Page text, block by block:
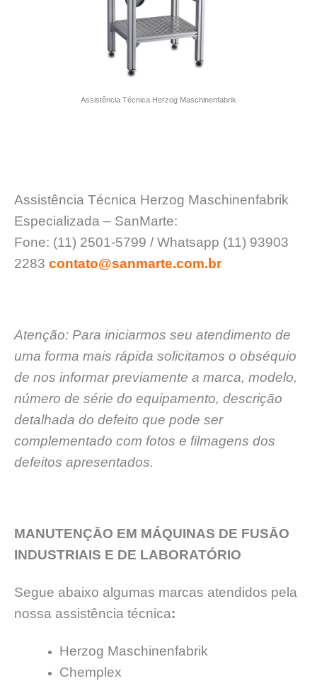
Assistência Técnica Herzog Maschinenfabrik
Assistência Técnica Herzog Maschinenfabrik
Especializada – SanMarte:
Fone: (11) 2501-5799 / Whatsapp (11) 93903
2283 contato@sanmarte.com.br
Atenção: Para iniciarmos seu atendimento de
uma forma mais rápida solicitamos o obséquio
de nos informar previamente a marca, modelo,
número de série do equipamento, descrição
detalhada do defeito que pode ser
complementado com fotos e filmagens dos
defeitos apresentados.
MANUTENÇĀO EM MÁQUINAS DE FUSĀO
INDUSTRIAIS E DE LABORATÓRIO
Segue abaixo algumas marcas atendidos pela
nossa assistência técnica:
Herzog Maschinenfabrik
Chemplex